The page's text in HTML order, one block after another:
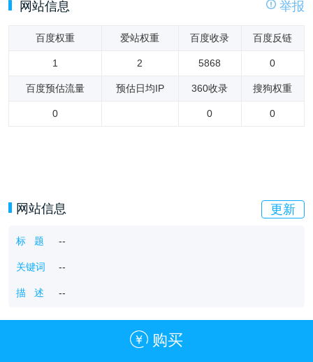
网站信息 举报
百度权重 爱站权重 百度收录 百度反链
1 2 5868 0
百度预估流量 预估日均IP 360收录 搜狗权重
0 0 0
网站信息 更新
标 题 --
关键词 --
描 述 --
购买